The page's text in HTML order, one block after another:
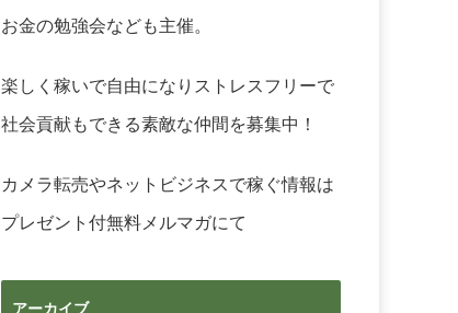
お金の勉強会なども主催。
楽しく稼いで自由になりストレスフリーで
社会貢献もできる素敵な仲間を募集中！
カメラ転売やネットビジネスで稼ぐ情報は
プレゼント付無料メルマガにて
アーカイブ